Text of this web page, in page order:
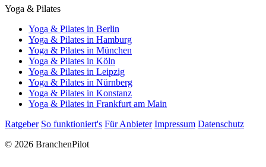
Yoga & Pilates
Yoga & Pilates in Berlin
Yoga & Pilates in Hamburg
Yoga & Pilates in München
Yoga & Pilates in Köln
Yoga & Pilates in Leipzig
Yoga & Pilates in Nürnberg
Yoga & Pilates in Konstanz
Yoga & Pilates in Frankfurt am Main
Ratgeber So funktioniert's Für Anbieter Impressum Datenschutz
© 2026 BranchenPilot